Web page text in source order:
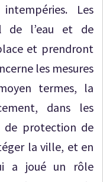
Les
de l’eau et de
et prendront
les mesures
termes, la
dans les
de protection de
la ville, et en
a joué un rôle